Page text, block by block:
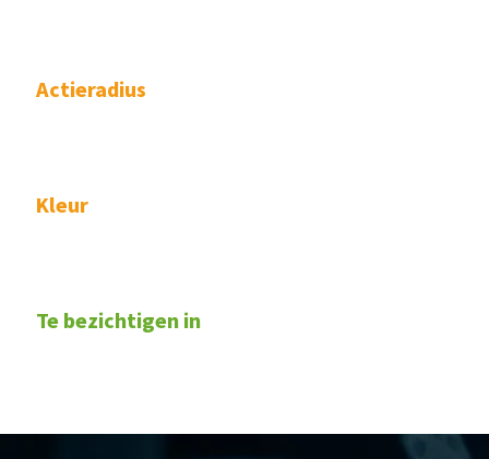
Actieradius
Kleur
Te bezichtigen in